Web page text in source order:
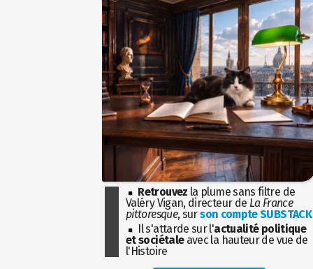
Retrouvez la plume sans filtre de
Valéry Vigan, directeur de La France
pittoresque, surson compte SUBSTACK
Il s'attarde sur l'actualité politique
et sociétaleavec la hauteur de vue de
l'Histoire